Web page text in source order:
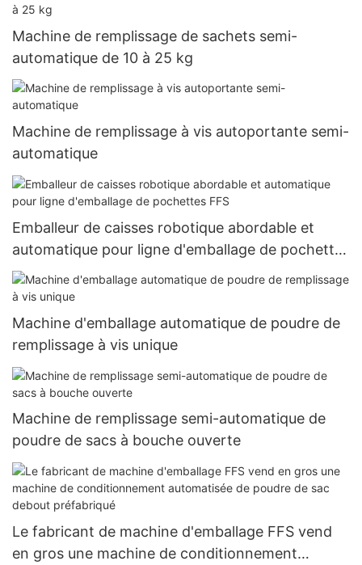
Machine de remplissage de sachets semi-
automatique de 10 à 25 kg
Machine de remplissage à vis autoportante semi-
automatique
Emballeur de caisses robotique abordable et
automatique pour ligne d'emballage de pochettes
FFS
Machine d'emballage automatique de poudre de
remplissage à vis unique
Machine de remplissage semi-automatique de
poudre de sacs à bouche ouverte
Le fabricant de machine d'emballage FFS vend
en gros une machine de conditionnement